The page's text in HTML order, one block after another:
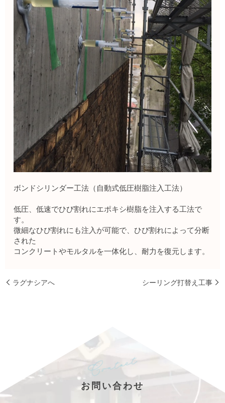
ボンドシリンダー工法（自動式低圧樹脂注入工法）
低圧、低速でひび割れにエポキシ樹脂を注入する工法で
す。
微細なひび割れにも注入が可能で、ひび割れによって分断
された
コンクリートやモルタルを一体化し、耐力を復元します。
ラグナシアへ シーリング打替え工事
お問い合わせ